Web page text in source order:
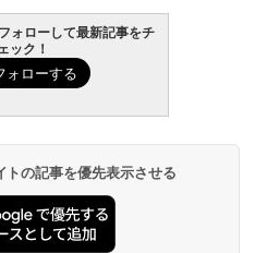
ォローして最新記事をチ
ェック！
の記事を優先表示させる